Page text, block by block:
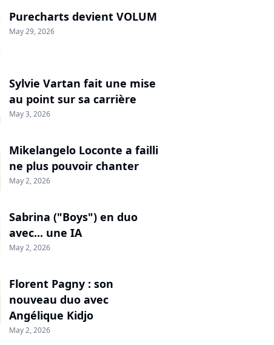
Purecharts devient VOLUM
May 29, 2026
Sylvie Vartan fait une mise
au point sur sa carrière
May 3, 2026
Mikelangelo Loconte a failli
ne plus pouvoir chanter
May 2, 2026
Sabrina ("Boys") en duo
avec... une IA
May 2, 2026
Florent Pagny : son
nouveau duo avec
Angélique Kidjo
May 2, 2026